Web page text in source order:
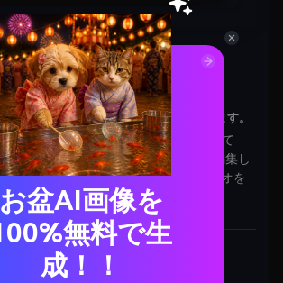
を起動し、ビデオをアップロードします。
またはデスクトップブラウザを使用して
、アップロードボタンをタップして編集し
参照および追加します。または、ビデオを
ッグアンドドロップします。
お盆AI画像を
無料で生
成！！